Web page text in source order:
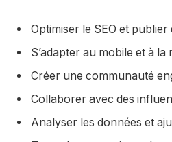
Optimiser le SEO et
S’adapter au mobile et à
Créer une communauté
Collaborer avec des
Analyser les données et